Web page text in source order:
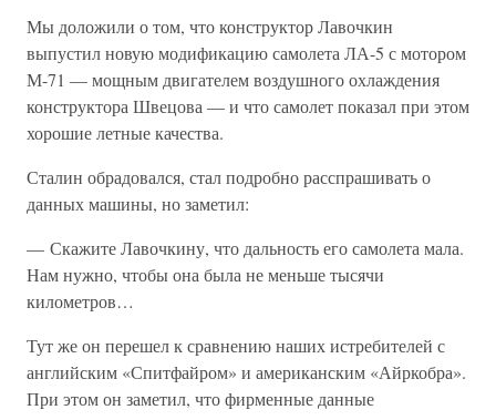
Мы доложили о том, что конструктор Лавочкин
выпустил новую модификацию самолета ЛА-5 с мотором
М-71 — мощным двигателем воздушного охлаждения
конструктора Швецова — и что самолет показал при этом
хорошие летные качества.
Сталин обрадовался, стал подробно расспрашивать о
данных машины, но заметил:
— Скажите Лавочкину, что дальность его самолета мала.
Нам нужно, чтобы она была не меньше тысячи
километров…
Тут же он перешел к сравнению наших истребителей с
английским «Спитфайром» и американским «Айркобра».
При этом он заметил, что фирменные данные